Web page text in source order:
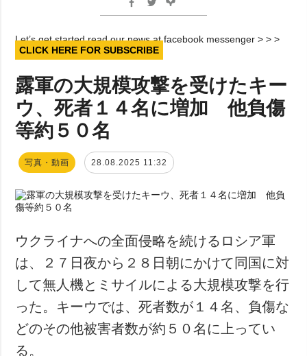
Let’s get started read our news at facebook messenger > > >
CLICK HERE FOR SUBSCRIBE
露軍の大規模攻撃を受けたキー
ウ、死者１４名に増加 他負傷
等約５０名
写真・動画 28.08.2025 11:32
ウクライナへの全面侵略を続けるロシア軍
は、２７日夜から２８日朝にかけて同国に対
して無人機とミサイルによる大規模攻撃を行
った。キーウでは、死者数が１４名、負傷な
どのその他被害者数が約５０名に上ってい
る。